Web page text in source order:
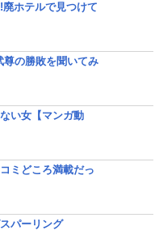
ホテルで見つけて
尊の勝敗を聞いてみ
い女【マンガ動
ミどころ満載だっ
パーリング